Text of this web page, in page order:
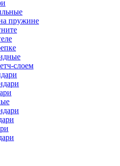
пружине
слоем